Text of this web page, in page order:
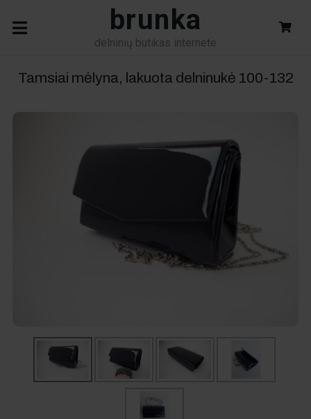
brunka
delninių butikas internete
Tamsiai mėlyna, lakuota delninukė 100-132